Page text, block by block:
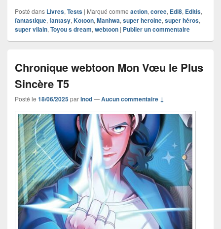
Posté dans Livres, Tests | Marqué comme action, coree, Edi8, Editis,
fantastique, fantasy, Kotoon, Manhwa, super heroine, super héros,
super vilain, Toyou s dream, webtoon | Publier un commentaire
Chronique webtoon Mon Vœu le Plus
Sincère T5
Posté le 18/06/2025parInod—Aucun commentaire ↓